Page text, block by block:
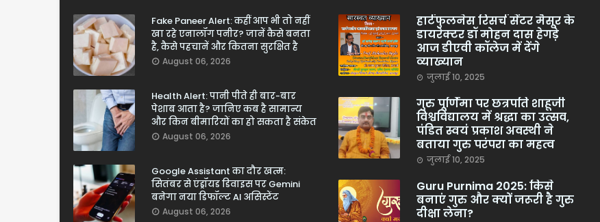
Fake Paneer Alert: कहीं आप भी तो नहीं
खा रहे एनालॉग पनीर? जानें कैसे बनता
है, कैसे पहचानें और कितना सुरक्षित है
August 06, 2026
Health Alert: पानी पीते ही बार-बार
पेशाब आता है? जानिए कब है सामान्य
और किन बीमारियों का हो सकता है संकेत
August 06, 2026
Google Assistant का दौर खत्म:
सितंबर से एंड्रॉयड डिवाइस पर Gemini
बनेगा नया डिफॉल्ट AI असिस्टेंट
August 06, 2026
हार्टफुलनेस रिसर्च सेंटर मैसूर के
डायरेक्टर डॉ मोहन दास हेगड़े
आज डीएवी कॉलेज में देंगे
व्याख्यान
जुलाई 10, 2025
गुरु पूर्णिमा पर छत्रपति शाहूजी
विश्वविद्यालय में श्रद्धा का उत्सव,
पंडित स्वयं प्रकाश अवस्थी ने
बताया गुरु परंपरा का महत्व
जुलाई 10, 2025
Guru Purnima 2025: किसे
बनाएं गुरु और क्यों जरूरी है गुरु
दीक्षा लेना?